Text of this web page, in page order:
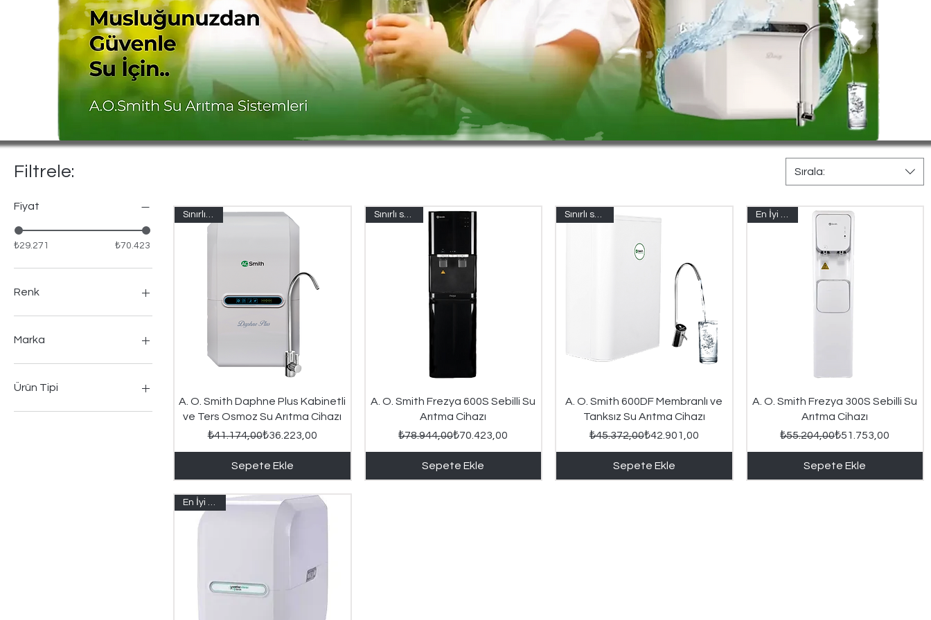
Filtrele:
Fiyat
₺29.271 ₺70.423
Renk
Marka
Ürün Tipi
Sırala:
Hızlı Bakış
Sınırlı Stok
A. O. Smith Daphne Plus Kabinetli
ve Ters Osmoz Su Arıtma Cihazı
Normal Fiyat
₺41.174,00İndirimli Fiyat
₺36.223,00
Sepete Ekle
Hızlı Bakış
Sınırlı sayıda
A. O. Smith Frezya 600S Sebilli Su
Arıtma Cihazı
Normal Fiyat
₺78.944,00İndirimli Fiyat
₺70.423,00
Sepete Ekle
Hızlı Bakış
Sınırlı sayıda
A. O. Smith 600DF Membranlı ve
Tanksız Su Arıtma Cihazı
Normal Fiyat
₺45.372,00İndirimli Fiyat
₺42.901,00
Sepete Ekle
Hızlı Bakış
En İyi Fiyat
A. O. Smith Frezya 300S Sebilli Su
Arıtma Cihazı
Normal Fiyat
₺55.204,00İndirimli Fiyat
₺51.753,00
Sepete Ekle